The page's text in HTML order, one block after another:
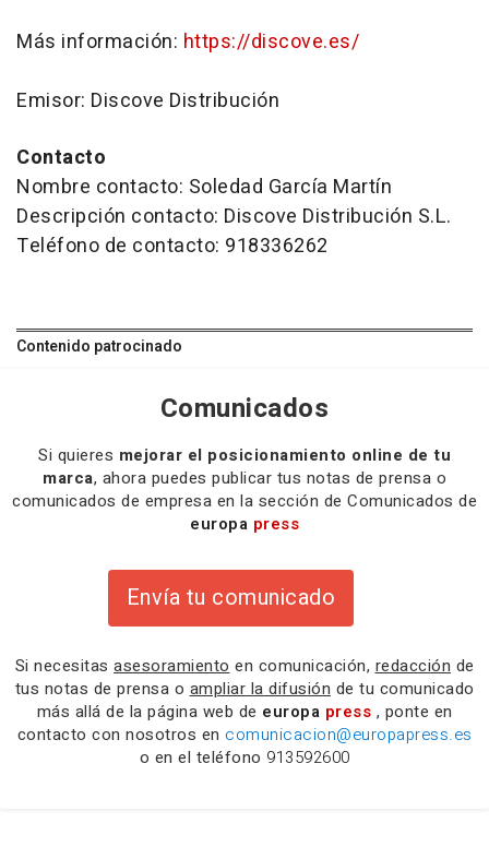
Más información: https://discove.es/
Emisor: Discove Distribución
Contacto
Nombre contacto: Soledad García Martín
Descripción contacto: Discove Distribución S.L.
Teléfono de contacto: 918336262
Contenido patrocinado
Comunicados
Si quieres mejorar el posicionamiento online de tu
marca, ahora puedes publicar tus notas de prensa o
comunicados de empresa en la sección de Comunicados de
europa press
Envía tu comunicado
Si necesitas asesoramiento en comunicación, redacción de
tus notas de prensa o ampliar la difusión de tu comunicado
más allá de la página web de europa press , ponte en
contacto con nosotros en comunicacion@europapress.es
o en el teléfono 913592600